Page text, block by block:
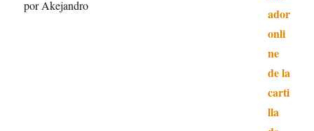
Valorado con
por Akejandro